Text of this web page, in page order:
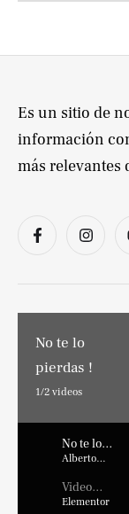
No te lo
pierdas !
1/2 videos
No te lo
pierdas !
Alberto
Video
Placehold
Elementor
Es un sitio de
información
más relevantes